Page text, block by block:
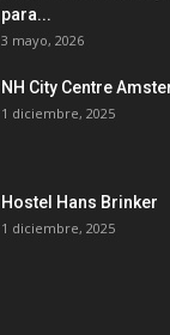
para...
3 mayo, 2026
NH City Centre
1 diciembre, 2025
Hostel Hans Brinker
1 diciembre, 2025